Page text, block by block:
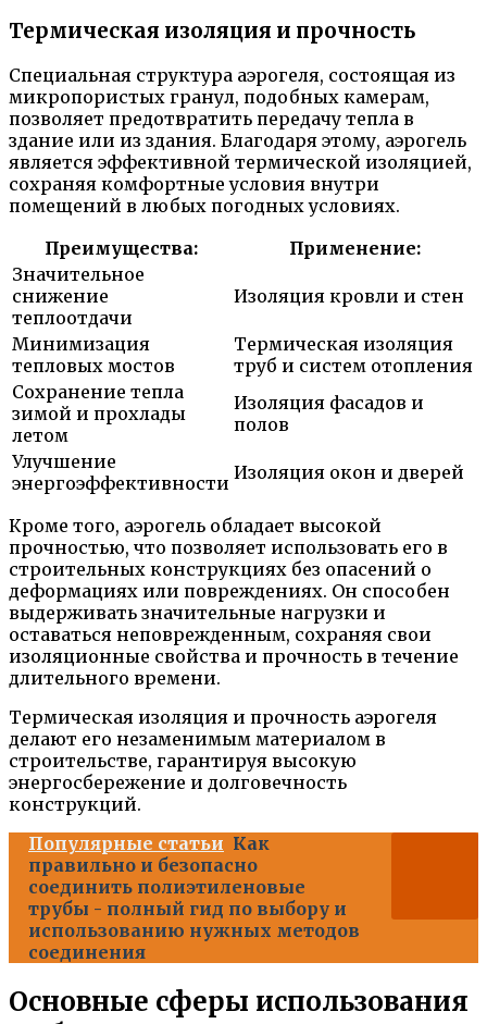
Термическая изоляция и прочность
Специальная структура аэрогеля, состоящая из
микропористых гранул, подобных камерам,
позволяет предотвратить передачу тепла в
здание или из здания. Благодаря этому, аэрогель
является эффективной термической изоляцией,
сохраняя комфортные условия внутри
помещений в любых погодных условиях.
Преимущества:
Применение:
Значительное
снижение
теплоотдачи
Изоляция кровли и стен
Минимизация
тепловых мостов
Термическая изоляция
труб и систем отопления
Сохранение тепла
зимой и прохлады
летом
Изоляция фасадов и
полов
Улучшение
энергоэффективности Изоляция окон и дверей
Кроме того, аэрогель обладает высокой
прочностью, что позволяет использовать его в
строительных конструкциях без опасений о
деформациях или повреждениях. Он способен
выдерживать значительные нагрузки и
оставаться неповрежденным, сохраняя свои
изоляционные свойства и прочность в течение
длительного времени.
Термическая изоляция и прочность аэрогеля
делают его незаменимым материалом в
строительстве, гарантируя высокую
энергосбережение и долговечность
конструкций.
Популярные статьи Как
правильно и безопасно
соединить полиэтиленовые
трубы - полный гид по выбору и
использованию нужных методов
соединения
Основные сферы использования